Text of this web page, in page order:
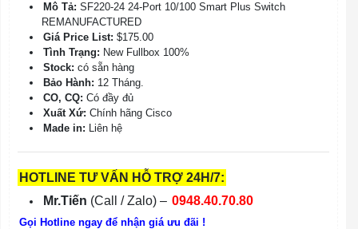
Mô Tả: SF220-24 24-Port 10/100 Smart Plus Switch
REMANUFACTURED
Giá Price List: $175.00
Tình Trạng: New Fullbox 100%
Stock: có sẵn hàng
Bảo Hành: 12 Tháng.
CO, CQ: Có đầy đủ
Xuất Xứ: Chính hãng Cisco
Made in: Liên hệ
HOTLINE TƯ VẤN HỖ TRỢ 24H/7:
Mr.Tiến (Call / Zalo) – 0948.40.70.80
Gọi Hotline ngay để nhận giá ưu đãi !